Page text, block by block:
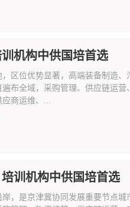
机构中供国培首选
区位优势显著，高端装备制造
布全域，采购管理、供应链运
商运维、...
训机构中供国培首选
，是京津冀协同发展重要节点